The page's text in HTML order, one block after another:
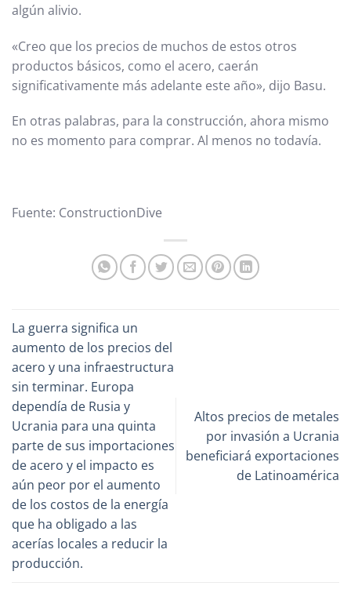
algún alivio.
«Creo que los precios de muchos de estos otros
productos básicos, como el acero, caerán
significativamente más adelante este año», dijo Basu.
En otras palabras, para la construcción, ahora mismo
no es momento para comprar. Al menos no todavía.
Fuente: ConstructionDive
La guerra significa un
aumento de los precios del
acero y una infraestructura
sin terminar. Europa
dependía de Rusia y
Ucrania para una quinta
parte de sus importaciones
de acero y el impacto es
aún peor por el aumento
de los costos de la energía
que ha obligado a las
acerías locales a reducir la
producción.
Altos precios de metales
por invasión a Ucrania
beneficiará exportaciones
de Latinoamérica